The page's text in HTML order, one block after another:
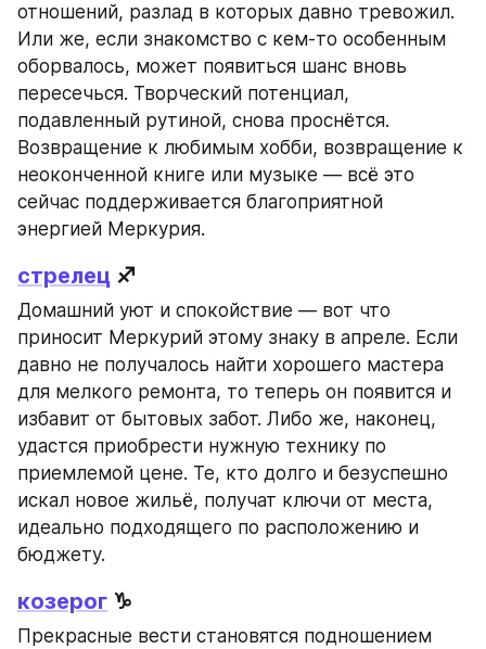
отношений, разлад в которых давно тревожил.
Или же, если знакомство с кем-то особенным
оборвалось, может появиться шанс вновь
пересечься. Творческий потенциал,
подавленный рутиной, снова проснётся.
Возвращение к любимым хобби, возвращение к
неоконченной книге или музыке — всё это
сейчас поддерживается благоприятной
энергией Меркурия.
стрелец ♐
Домашний уют и спокойствие — вот что
приносит Меркурий этому знаку в апреле. Если
давно не получалось найти хорошего мастера
для мелкого ремонта, то теперь он появится и
избавит от бытовых забот. Либо же, наконец,
удастся приобрести нужную технику по
приемлемой цене. Те, кто долго и безуспешно
искал новое жильё, получат ключи от места,
идеально подходящего по расположению и
бюджету.
козерог ♑
Прекрасные вести становятся подношением